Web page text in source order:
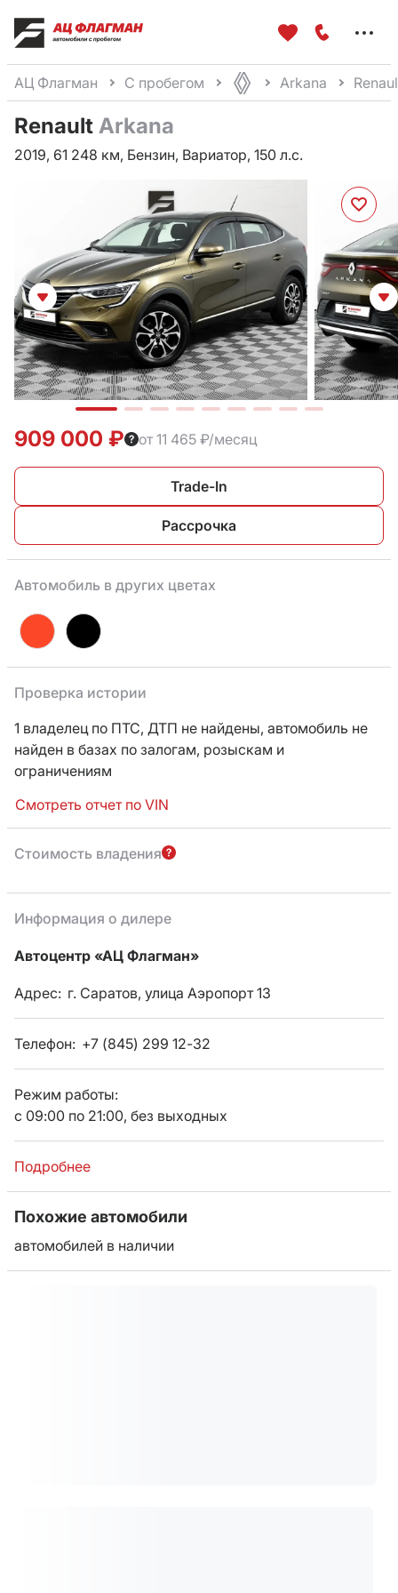
АЦ Флагман С пробегом Arkana
Renault Arkana
2019, 61 248 км, Бензин, Вариатор, 150 л.с.
909 000 ₽ от 11 465 ₽/месяц
Trade-In
Рассрочка
Автомобиль в других цветах
Проверка истории
1 владелец по ПТС, ДТП не найдены, автомобиль не
найден в базах по залогам, розыскам и
ограничениям
Смотреть отчет по VIN
Стоимость владения
Информация о дилере
Автоцентр «АЦ Флагман»
Адрес: г. Саратов, улица Аэропорт 13
Телефон: +7 (845) 299 12-32
Режим работы:
с 09:00 по 21:00, без выходных
Подробнее
Похожие автомобили
автомобилей в наличии